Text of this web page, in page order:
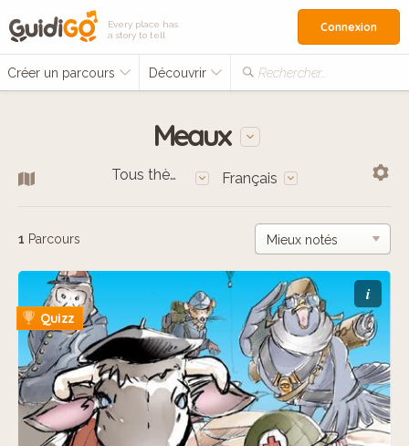
Every place has
a story to tell
Créer un parcours Découvrir Rechercher…
Connexion
Meaux
Tous thèmes Français
1 Parcours
i
Quizz